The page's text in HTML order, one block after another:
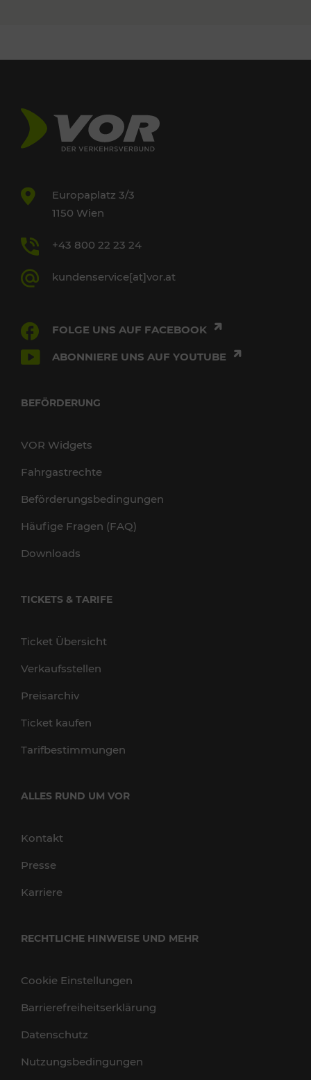
Europaplatz 3/3
1150 Wien
+43 800 22 23 24
kundenservice[at]vor.at
FOLGE UNS AUF FACEBOOK
ABONNIERE UNS AUF YOUTUBE
BEFÖRDERUNG
VOR Widgets
Fahrgastrechte
Beförderungsbedingungen
Häufige Fragen (FAQ)
Downloads
TICKETS & TARIFE
Ticket Übersicht
Verkaufsstellen
Preisarchiv
Ticket kaufen
Tarifbestimmungen
ALLES RUND UM VOR
Kontakt
Presse
Karriere
RECHTLICHE HINWEISE UND MEHR
Cookie Einstellungen
Barrierefreiheitserklärung
Datenschutz
Nutzungsbedingungen